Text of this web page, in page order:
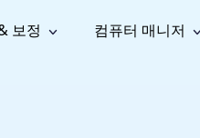
보정 컴퓨터 매니저